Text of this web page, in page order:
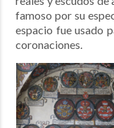
famoso por su
espacio fue usado
coronaciones.